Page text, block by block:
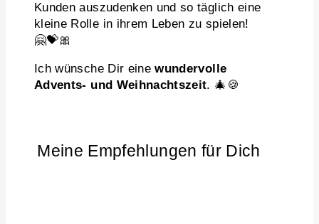
Kunden auszudenken und so täglich eine
kleine Rolle in ihrem Leben zu spielen!
🤗💝🎀
Ich wünsche Dir einewundervolle
Advents- und Weihnachtszeit. 🎄🍪
Meine Empfehlungen für Dich